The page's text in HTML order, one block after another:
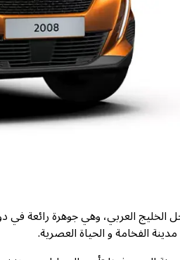
العربي، وهي جوهرة رائعة في
الفخامة و الحياة العصرية.